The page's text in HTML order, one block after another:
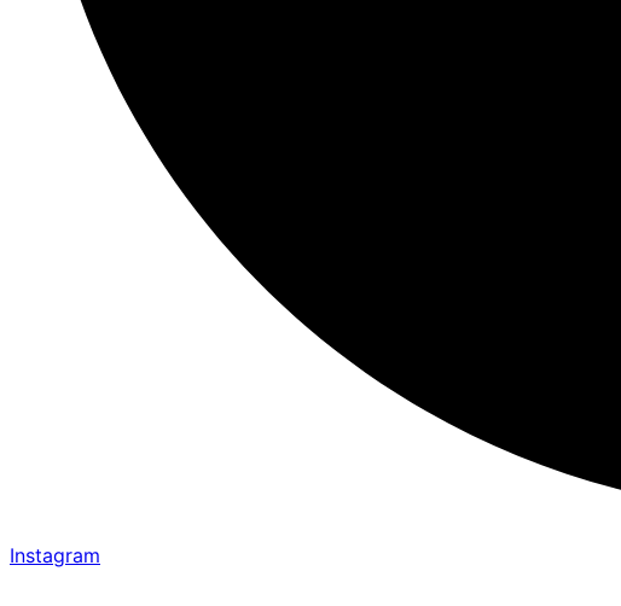
Instagram